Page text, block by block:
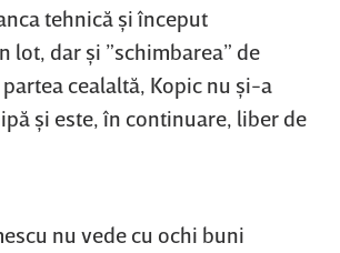
tehnică şi început
lot, dar şi ”schimbarea” de
cealaltă, Kopic nu şi-a
şi este, în continuare, liber de
nu vede cu ochi buni